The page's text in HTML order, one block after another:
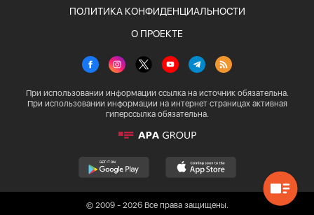
ПОЛИТИКА КОНФИДЕНЦИАЛЬНОСТИ
О ПРОЕКТЕ
При использовании информации ссылка на источник обязательна.
При использовании информации на интернет страницах активная
гиперссылка обязательна.
© 2009 - 2026 Все права защищены.